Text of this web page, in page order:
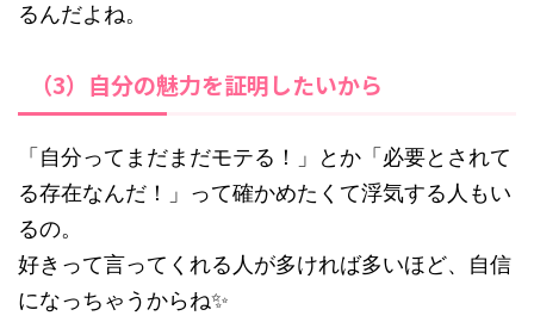
るんだよね。
（3）自分の魅力を証明したいから
「自分ってまだまだモテる！」とか「必要とされて
る存在なんだ！」って確かめたくて浮気する人もい
るの。
好きって言ってくれる人が多ければ多いほど、自信
になっちゃうからね✨